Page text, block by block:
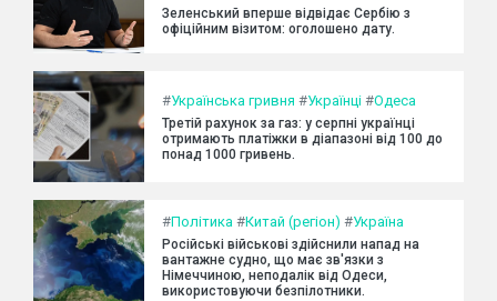
Зеленський вперше відвідає Сербію з
офіційним візитом: оголошено дату.
#Українська гривня #Українці #Одеса
Третій рахунок за газ: у серпні українці
отримають платіжки в діапазоні від 100 до
понад 1000 гривень.
#Політика #Китай (регіон) #Україна
Російські військові здійснили напад на
вантажне судно, що має зв'язки з
Німеччиною, неподалік від Одеси,
використовуючи безпілотники.